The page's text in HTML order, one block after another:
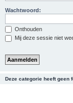
Wachtwoord:
Onthouden
Mij deze sessie niet
Deze categorie heeft geen